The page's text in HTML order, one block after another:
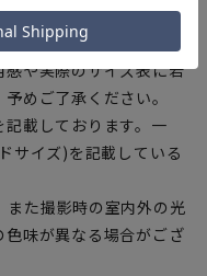
ズ表を確認の上、ご購
や実際のサイズ表に若
めご了承ください。
載しております。一
サイズ)を記載している
た撮影時の室内外の光
味が異なる場合がござ